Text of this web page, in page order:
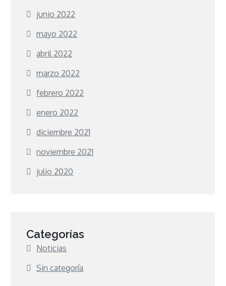
junio 2022
mayo 2022
abril 2022
marzo 2022
febrero 2022
enero 2022
diciembre 2021
noviembre 2021
julio 2020
Categorías
Noticias
Sin categoría